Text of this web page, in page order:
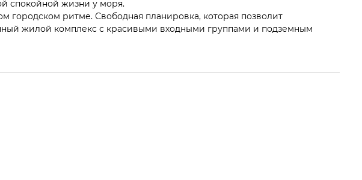
спокойной жизни у моря.
городском ритме. Свободная планировка, которая позволит
жилой комплекс с красивыми входными группами и подземным